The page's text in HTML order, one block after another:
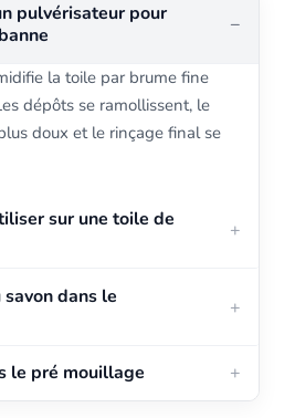
pulvérisateur pour
la toile par brume fine
dépôts se ramollissent, le
doux et le rinçage final se
sur une toile de
dans le
le pré mouillage